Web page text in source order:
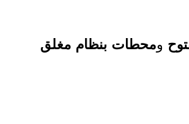
ومحطات بنظام مغلق